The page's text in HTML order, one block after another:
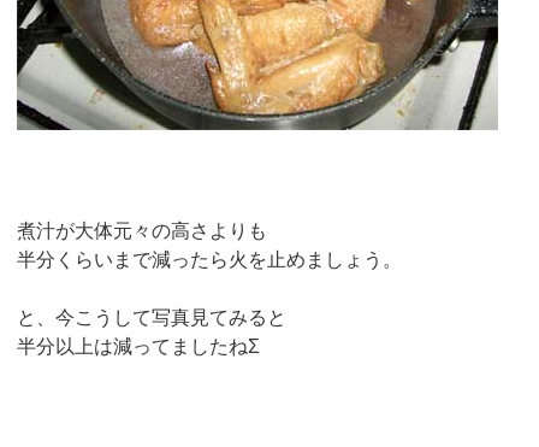
煮汁が大体元々の高さよりも
半分くらいまで減ったら火を止めましょう。
と、今こうして写真見てみると
半分以上は減ってましたねΣ